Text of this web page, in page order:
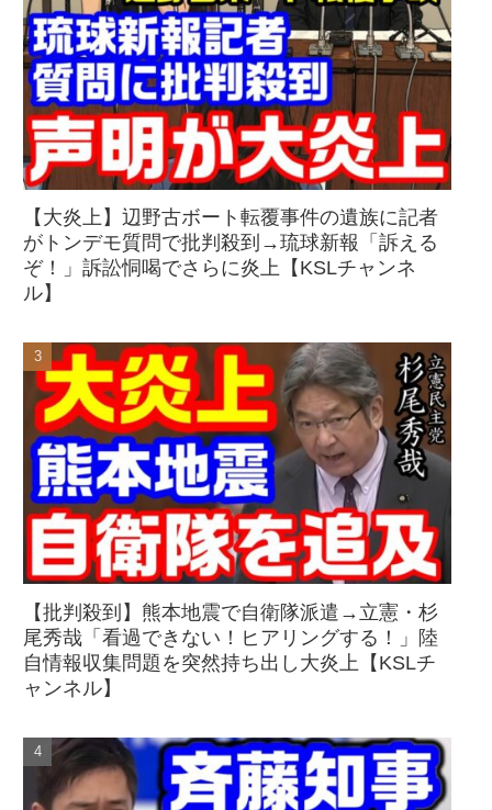
【大炎上】辺野古ボート転覆事件の遺族に記者
がトンデモ質問で批判殺到→琉球新報「訴える
ぞ！」訴訟恫喝でさらに炎上【KSLチャンネ
ル】
【批判殺到】熊本地震で自衛隊派遣→立憲・杉
尾秀哉「看過できない！ヒアリングする！」陸
自情報収集問題を突然持ち出し大炎上【KSLチ
ャンネル】